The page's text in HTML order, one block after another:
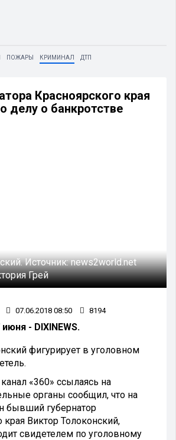
ПОЖАРЫ КРИМИНАЛ ДТП
Красноярского края
делу о банкротстве
Источник:news2world.net
Грей
07.06.2018 08:50 8194
- DIXINEWS.
фигурирует в уголовном
«360» ссылаясь на
органы сообщил, что на
бывший губернатор
края Виктор Толоконский,
свидетелем по уголовному